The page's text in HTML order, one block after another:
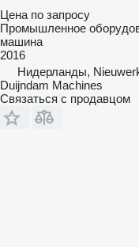
Цена по запросу
Промышленное
машина
2016
Нидерланды,
Duijndam Machines
Связаться с продавцом